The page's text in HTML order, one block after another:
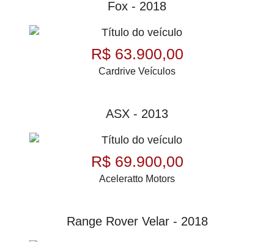
Fox - 2018
R$ 63.900,00
Cardrive Veículos
ASX - 2013
R$ 69.900,00
Aceleratto Motors
Range Rover Velar - 2018